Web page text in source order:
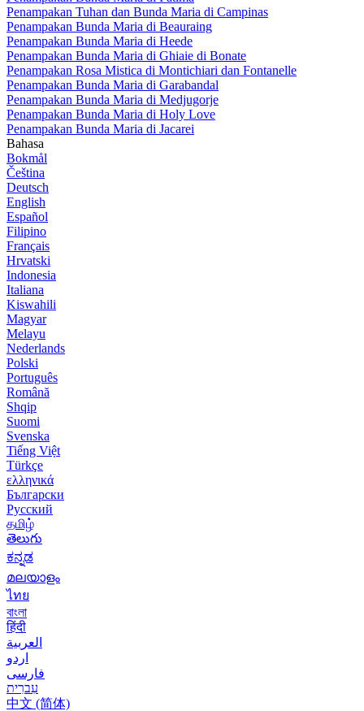
Penampakan Tuhan dan Bunda Maria di Campinas
Penampakan Bunda Maria di Beauraing
Penampakan Bunda Maria di Heede
Penampakan Bunda Maria di Ghiaie di Bonate
Penampakan Rosa Mistica di Montichiari dan Fontanelle
Penampakan Bunda Maria di Garabandal
Penampakan Bunda Maria di Medjugorje
Penampakan Bunda Maria di Holy Love
Penampakan Bunda Maria di Jacarei
Bahasa
Bokmål
Čeština
Deutsch
English
Español
Filipino
Français
Hrvatski
Indonesia
Italiana
Kiswahili
Magyar
Melayu
Nederlands
Polski
Português
Română
Shqip
Suomi
Svenska
Tiếng Việt
Türkçe
ελληνικά
Български
Русский
தமிழ்
తెలుగు
ಕನ್ನಡ
മലയാളം
ไทย
বাংলা
हिंदी
العربية
اردو
فارسی
עִברִית
中文 (简体)